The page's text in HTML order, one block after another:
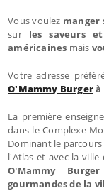
Vous voulez manger
surles saveurs et
américaines mais
Votre adresse
O'Mammy Burgerà
La première
dans le Complexe
Dominant le parcours
l'Atlas et avec la
O'Mammy
gourmandes de la